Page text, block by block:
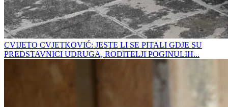
CVIJETO CVJETKOVIĆ: JESTE LI SE PITALI GDJE SU
PREDSTAVNICI UDRUGA, RODITELJI POGINULIH...